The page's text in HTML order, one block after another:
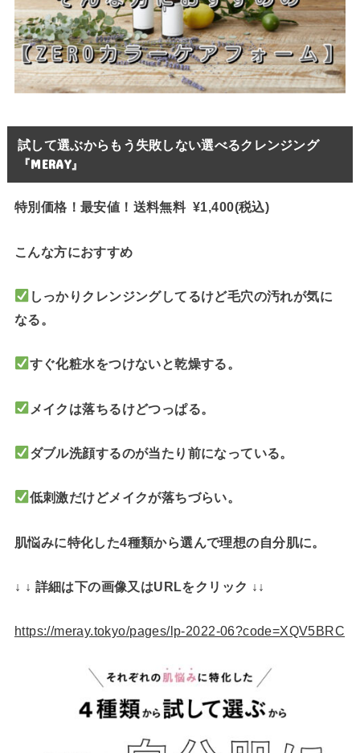
試して選ぶからもう失敗しない選べるクレンジング
『MERAY』
特別価格！最安値！送料無料 ¥1,400(税込)
こんな方におすすめ
しっかりクレンジングしてるけど毛穴の汚れが気に
なる。
すぐ化粧水をつけないと乾燥する。
メイクは落ちるけどつっぱる。
ダブル洗顔するのが当たり前になっている。
低刺激だけどメイクが落ちづらい。
肌悩みに特化した4種類から選んで理想の自分肌に。
↓ ↓ 詳細は下の画像又はURLをクリック ↓↓
https://meray.tokyo/pages/lp-2022-06?code=XQV5BRC